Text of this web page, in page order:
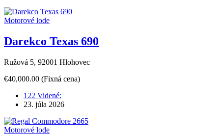
Motorové lode
Darekco Texas 690
Ružová 5, 92001 Hlohovec
€40,000.00 (Fixná cena)
122 Videné:
23. júla 2026
Motorové lode